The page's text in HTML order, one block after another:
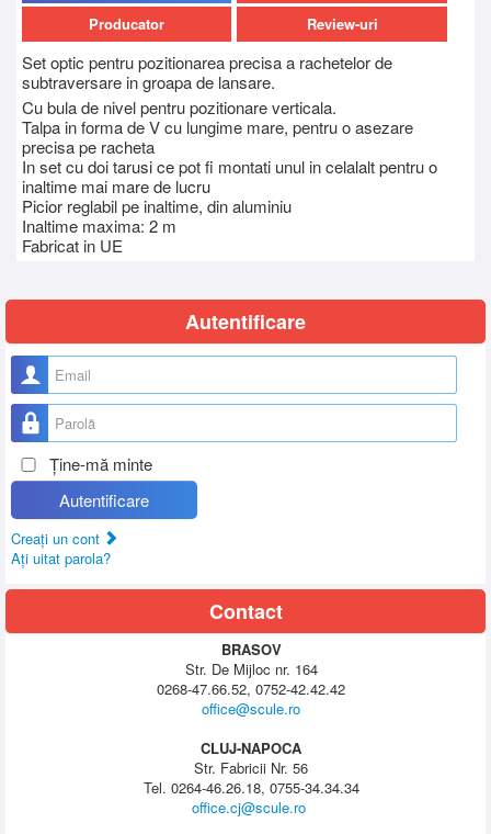
Set optic pentru pozitionarea precisa a rachetelor de
subtraversare in groapa de lansare.
Cu bula de nivel pentru pozitionare verticala.
Talpa in forma de V cu lungime mare, pentru o asezare
precisa pe racheta
In set cu doi tarusi ce pot fi montati unul in celalalt pentru o
inaltime mai mare de lucru
Picior reglabil pe inaltime, din aluminiu
Inaltime maxima: 2 m
Fabricat in UE
Producator
Review-uri
Autentificare
Nume utilizator
Parolă
Ţine-mă minte
Autentificare
Creaţi un cont
Aţi uitat parola?
Contact
BRASOV
Str. De Mijloc nr. 164
0268-47.66.52, 0752-42.42.42
office@scule.ro
CLUJ-NAPOCA
Str. Fabricii Nr. 56
Tel. 0264-46.26.18, 0755-34.34.34
office.cj@scule.ro